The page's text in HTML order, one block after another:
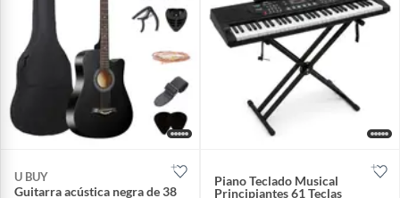
U BUY
Guitarra acústica negra de 38
Piano Teclado Musical
Principiantes 61 Teclas